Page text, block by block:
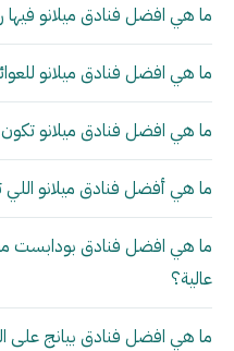
ما هي افضل فنادق ميلانو
ما هي افضل فنادق ميلانو
ما هي افضل فنادق ميلانو
ما هي أفضل فنادق ميلانو
ما هي افضل فنادق بودابست
عالية؟
ما هي افضل فنادق بيانج على